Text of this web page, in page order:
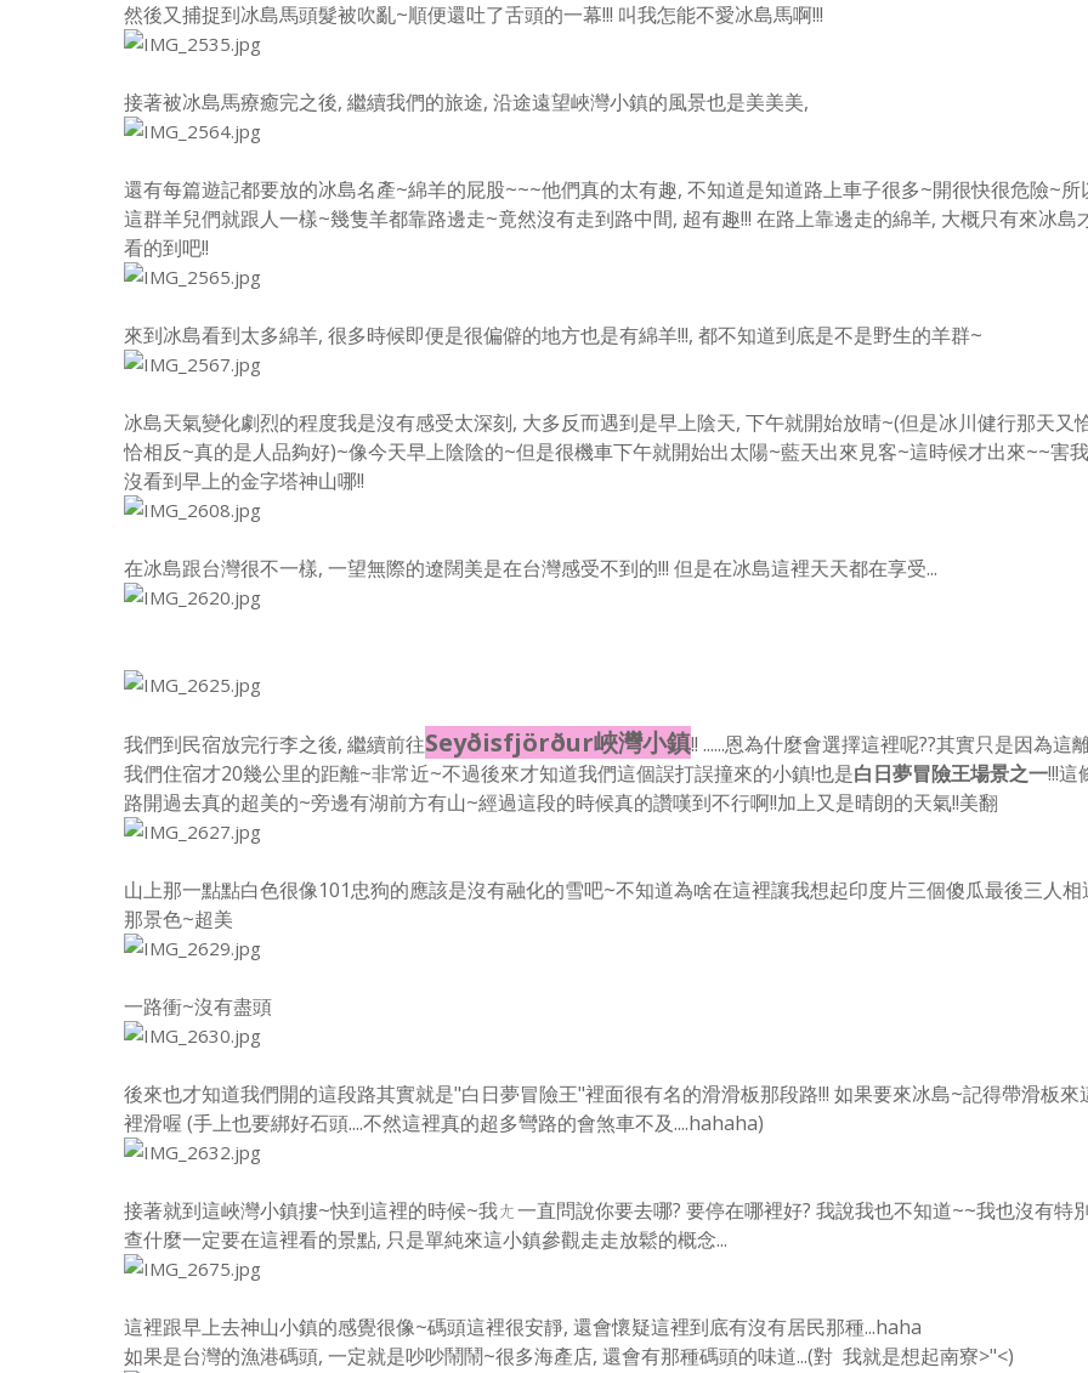
然後又捕捉到冰島馬頭髮被吹亂~順便還吐了舌頭的一幕!!! 叫我怎能不愛冰島馬啊!!!
接著被冰島馬療癒完之後, 繼續我們的旅途, 沿途遠望峽灣小鎮的風景也是美美美,
還有每篇遊記都要放的冰島名產~綿羊的屁股~~~他們真的太有趣, 不知道是知道路上車子很多~開很快很危險~所
這群羊兒們就跟人一樣~幾隻羊都靠路邊走~竟然沒有走到路中間, 超有趣!!! 在路上靠邊走的綿羊, 大概只有來冰島
看的到吧!!
來到冰島看到太多綿羊, 很多時候即便是很偏僻的地方也是有綿羊!!!, 都不知道到底是不是野生的羊群~
冰島天氣變化劇烈的程度我是沒有感受太深刻, 大多反而遇到是早上陰天, 下午就開始放晴~(但是冰川健行那天又
恰相反~真的是人品夠好)~像今天早上陰陰的~但是很機車下午就開始出太陽~藍天出來見客~這時候才出來~~害我
沒看到早上的金字塔神山哪!!
在冰島跟台灣很不一樣, 一望無際的遼闊美是在台灣感受不到的!!! 但是在冰島這裡天天都在享受...
我們到民宿放完行李之後, 繼續前往Seyðisfjörður峽灣小鎮!! ......恩為什麼會選擇這裡呢??其實只是因為這
我們住宿才20幾公里的距離~非常近~不過後來才知道我們這個誤打誤撞來的小鎮!也是白日夢冒險王場景之一!!!這
路開過去真的超美的~旁邊有湖前方有山~經過這段的時候真的讚嘆到不行啊!!加上又是晴朗的天氣!!美翻
山上那一點點白色很像101忠狗的應該是沒有融化的雪吧~不知道為啥在這裡讓我想起印度片三個傻瓜最後三人相
那景色~超美
一路衝~沒有盡頭
後來也才知道我們開的這段路其實就是"白日夢冒險王"裡面很有名的滑滑板那段路!!! 如果要來冰島~記得帶滑板來
裡滑喔 (手上也要綁好石頭....不然這裡真的超多彎路的會煞車不及....hahaha)
接著就到這峽灣小鎮摟~快到這裡的時候~我ㄤ一直問說你要去哪? 要停在哪裡好? 我說我也不知道~~我也沒有特
查什麼一定要在這裡看的景點, 只是單純來這小鎮參觀走走放鬆的概念...
這裡跟早上去神山小鎮的感覺很像~碼頭這裡很安靜, 還會懷疑這裡到底有沒有居民那種...haha
如果是台灣的漁港碼頭, 一定就是吵吵鬧鬧~很多海產店, 還會有那種碼頭的味道...(對 我就是想起南寮>"<)